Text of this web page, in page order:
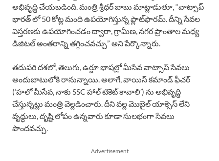
అభివృద్ధి చేయబడింది. మంత్రి శ్రీధర్ బాబు మాట్లాడుతూ, “వాట్సాప్
భారత్ లో 50 కోట్ల మంది ఉపయోగిస్తున్న ప్లాట్‌ఫారమ్. దీన్ని సేవల
విస్తరణకు ఉపయోగించడం ద్వారా, గ్రామీణ, నగర ప్రాంతాల మధ్య
డిజిటల్ అంతరాన్ని తగ్గించవచ్చు” అని పేర్కొన్నారు.
తదుపరి దశలో, తెలుగు, ఉర్దూ భాషల్లో మీసేవ వాట్సాప్ సేవలు
అందుబాటులోకి రానున్నాయి. అలాగే, వాయిస్ కమాండ్ ఫీచర్
(‘హలో మీసేవ, నాకు SSC హాల్ టికెట్ కావాలి’) ను అభివృద్ధి
చేస్తున్నట్లు మంత్రి వెల్లడించారు. దీని వల్ల మొబైల్ యాక్సెస్ లేని
వృద్ధులు, దృష్టి లోపం ఉన్నవారు కూడా సులభంగా సేవలు
పొందవచ్చు.
Advertisement